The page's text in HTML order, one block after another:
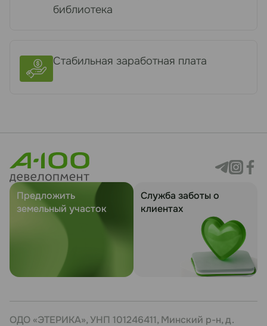
библиотека
Стабильная заработная плата
Предложить
земельный участок
Служба заботы о
клиентах
ОДО «ЭТЕРИКА», УНП 101246411, Минский р-н, д.